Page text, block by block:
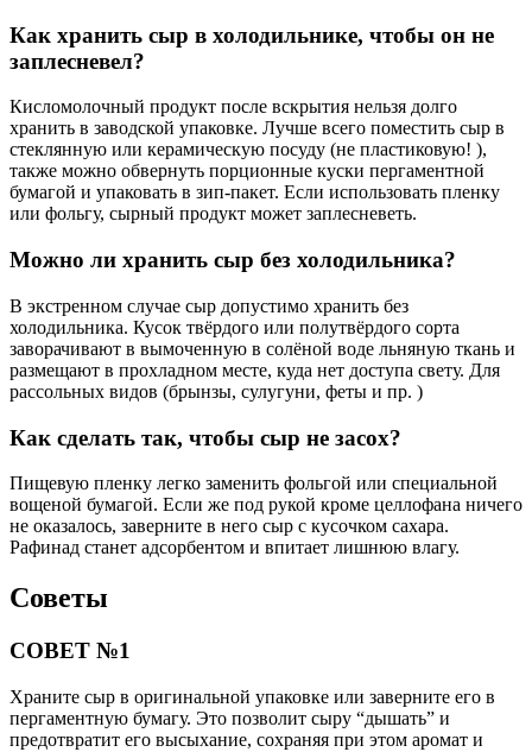
Как хранить сыр в холодильнике, чтобы он не
заплесневел?
Кисломолочный продукт после вскрытия нельзя долго
хранить в заводской упаковке. Лучше всего поместить сыр в
стеклянную или керамическую посуду (не пластиковую! ),
также можно обвернуть порционные куски пергаментной
бумагой и упаковать в зип-пакет. Если использовать пленку
или фольгу, сырный продукт может заплесневеть.
Можно ли хранить сыр без холодильника?
В экстренном случае сыр допустимо хранить без
холодильника. Кусок твёрдого или полутвёрдого сорта
заворачивают в вымоченную в солёной воде льняную ткань и
размещают в прохладном месте, куда нет доступа свету. Для
рассольных видов (брынзы, сулугуни, феты и пр. )
Как сделать так, чтобы сыр не засох?
Пищевую пленку легко заменить фольгой или специальной
вощеной бумагой. Если же под рукой кроме целлофана ничего
не оказалось, заверните в него сыр с кусочком сахара.
Рафинад станет адсорбентом и впитает лишнюю влагу.
Советы
СОВЕТ №1
Храните сыр в оригинальной упаковке или заверните его в
пергаментную бумагу. Это позволит сыру “дышать” и
предотвратит его высыхание, сохраняя при этом аромат и